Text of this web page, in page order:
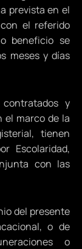
prevista en el
el referido
beneficio se
meses y días
y
el marco de la
tienen
Escolaridad,
con las
del presente
o de
o